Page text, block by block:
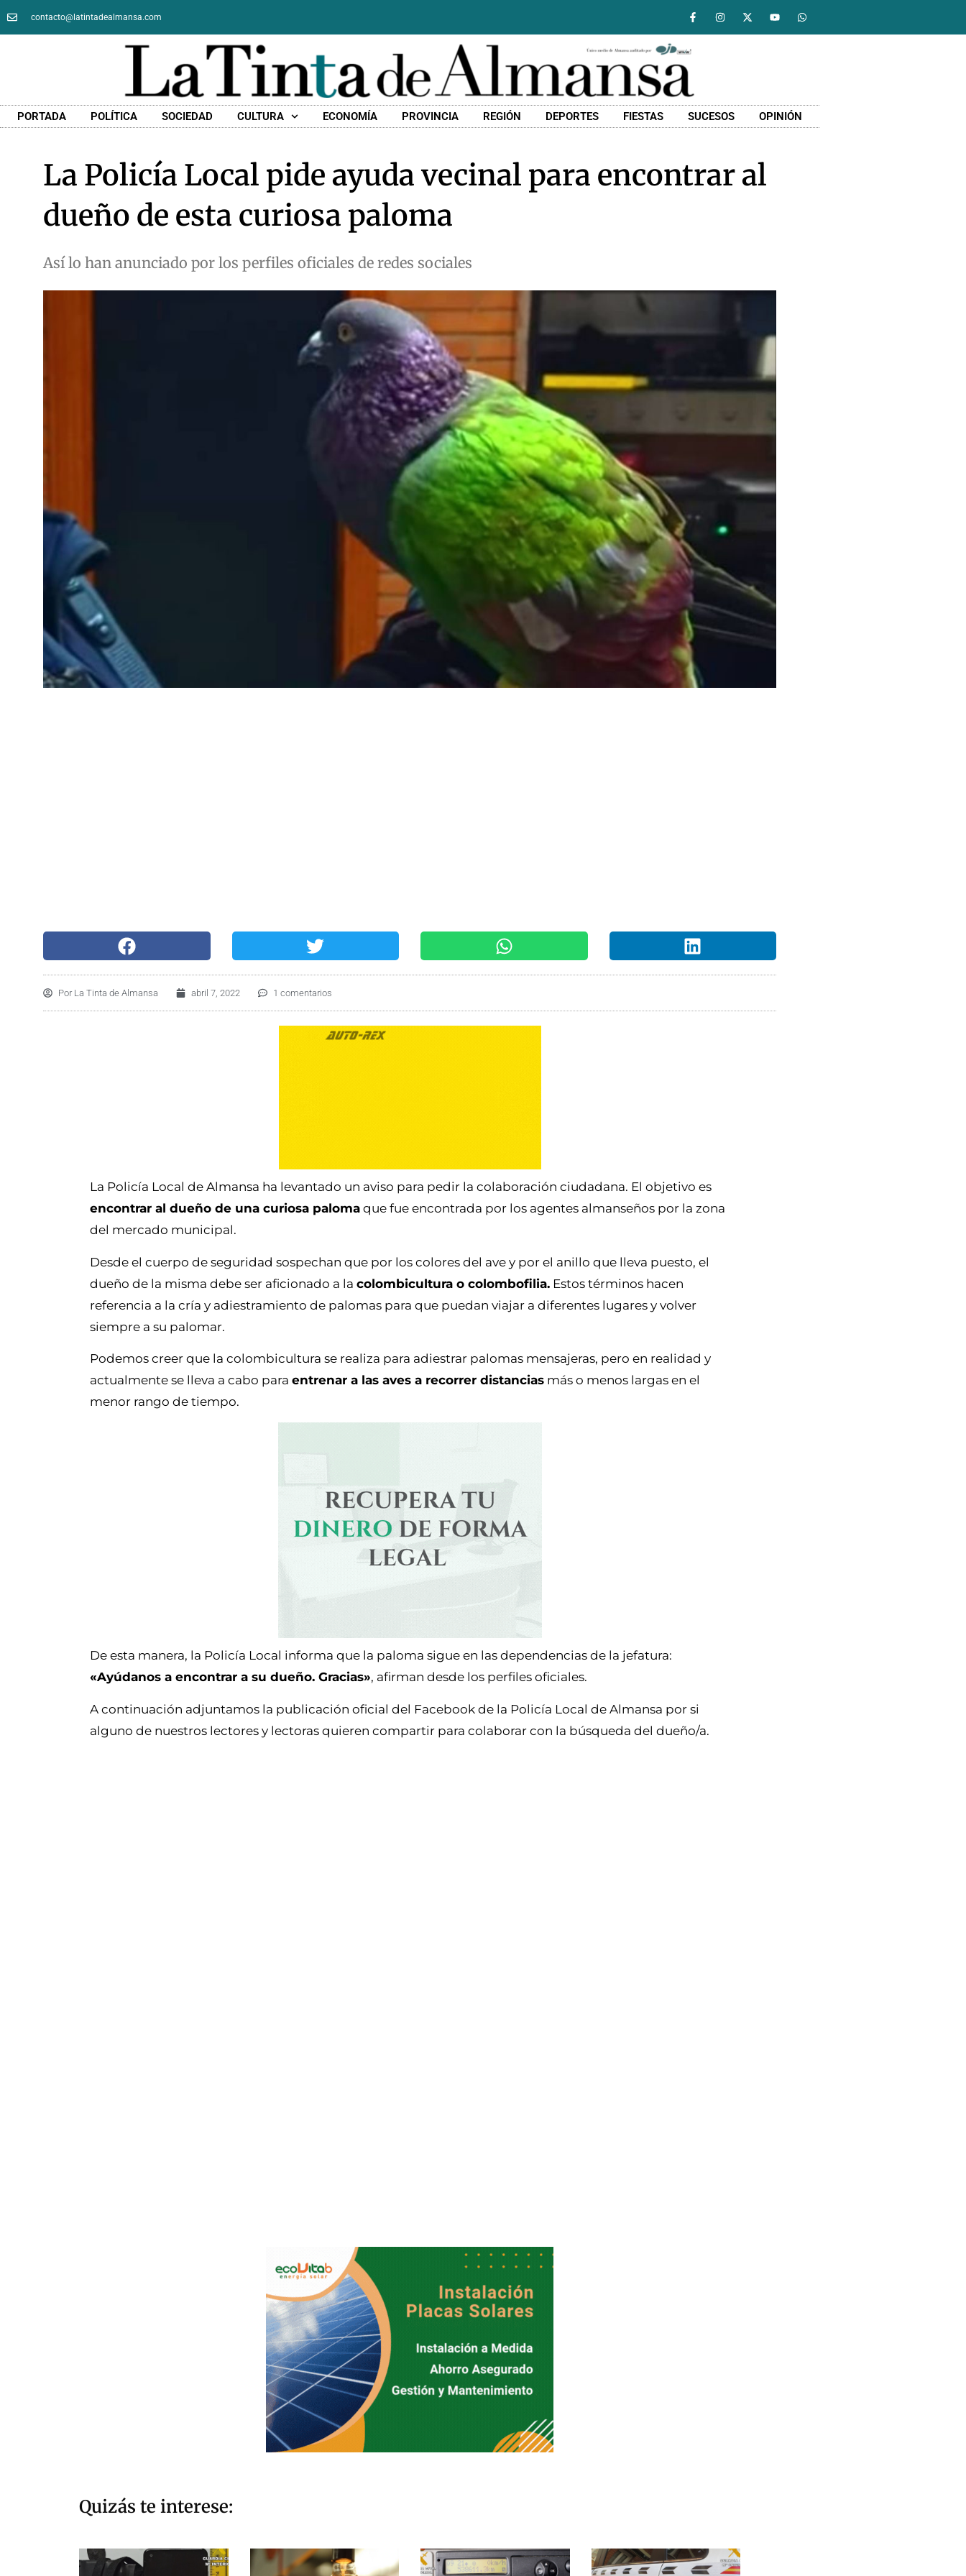
contacto@latintadealmansa.com
PORTADA POLÍTICA SOCIEDAD CULTURA ECONOMÍA PROVINCIA REGIÓN DEPORTES FIESTAS SUCESOS OPINIÓN
La Policía Local pide ayuda vecinal para encontrar al
dueño de esta curiosa paloma
Así lo han anunciado por los perfiles oficiales de redes sociales
Por La Tinta de Almansa abril 7, 2022 1 comentarios
La Policía Local de Almansa ha levantado un aviso para pedir la colaboración ciudadana. El objetivo es
encontrar al dueño de una curiosa paloma que fue encontrada por los agentes almanseños por la zona
del mercado municipal.
Desde el cuerpo de seguridad sospechan que por los colores del ave y por el anillo que lleva puesto, el
dueño de la misma debe ser aficionado a la colombicultura o colombofilia. Estos términos hacen
referencia a la cría y adiestramiento de palomas para que puedan viajar a diferentes lugares y volver
siempre a su palomar.
Podemos creer que la colombicultura se realiza para adiestrar palomas mensajeras, pero en realidad y
actualmente se lleva a cabo para entrenar a las aves a recorrer distancias más o menos largas en el
menor rango de tiempo.
De esta manera, la Policía Local informa que la paloma sigue en las dependencias de la jefatura:
«Ayúdanos a encontrar a su dueño. Gracias», afirman desde los perfiles oficiales.
A continuación adjuntamos la publicación oficial del Facebook de la Policía Local de Almansa por si
alguno de nuestros lectores y lectoras quieren compartir para colaborar con la búsqueda del dueño/a.
Quizás te interese: